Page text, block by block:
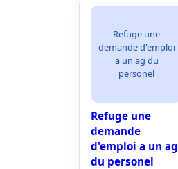
Refuge une
demande d'emploi
a un ag du
personel
Refuge une
demande
d'emploi a un ag
du personel